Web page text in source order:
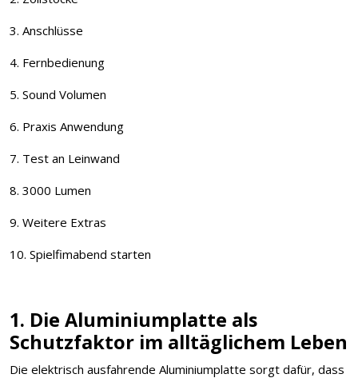
3. Anschlüsse
4. Fernbedienung
5. Sound Volumen
6. Praxis Anwendung
7. Test an Leinwand
8. 3000 Lumen
9. Weitere Extras
10. Spielfimabend starten
1. Die Aluminiumplatte als
Schutzfaktor im alltäglichem Leben
Die elektrisch ausfahrende Aluminiumplatte sorgt dafür, dass